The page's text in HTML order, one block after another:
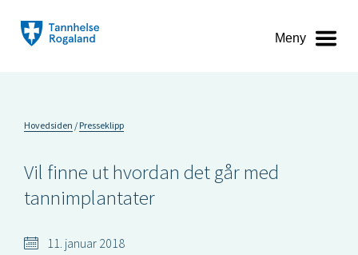
Meny
Hovedsiden Presseklipp
Vil finne ut hvordan det går med
tannimplantater
11. januar 2018